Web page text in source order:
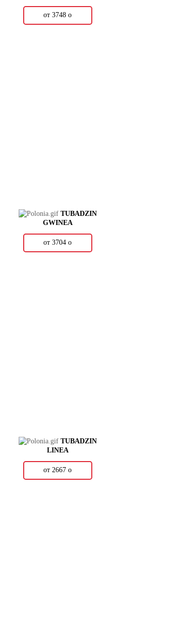
от 3748о
TUBADZIN
GWINEA
от 3704о
TUBADZIN
LINEA
от 2667о